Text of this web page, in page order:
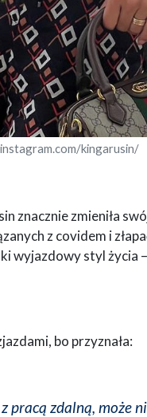
kingarusin/
znacznie zmieniła
z covidem i
wyjazdowy styl życia
bo przyznała:
pracą zdalną, może